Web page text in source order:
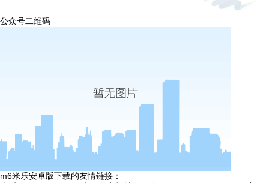
公众号二维码
m6米乐安卓版下载的友情链接：